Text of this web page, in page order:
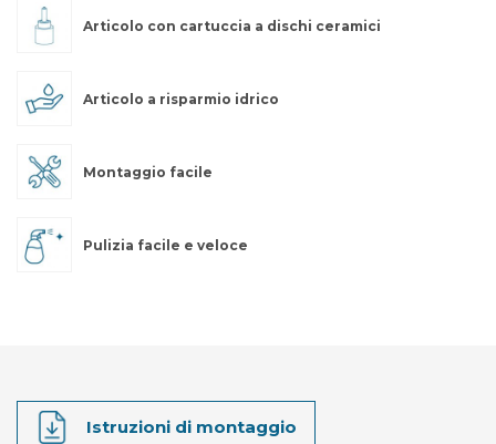
Articolo con cartuccia a dischi ceramici
Articolo a risparmio idrico
Montaggio facile
Pulizia facile e veloce
Istruzioni di montaggio